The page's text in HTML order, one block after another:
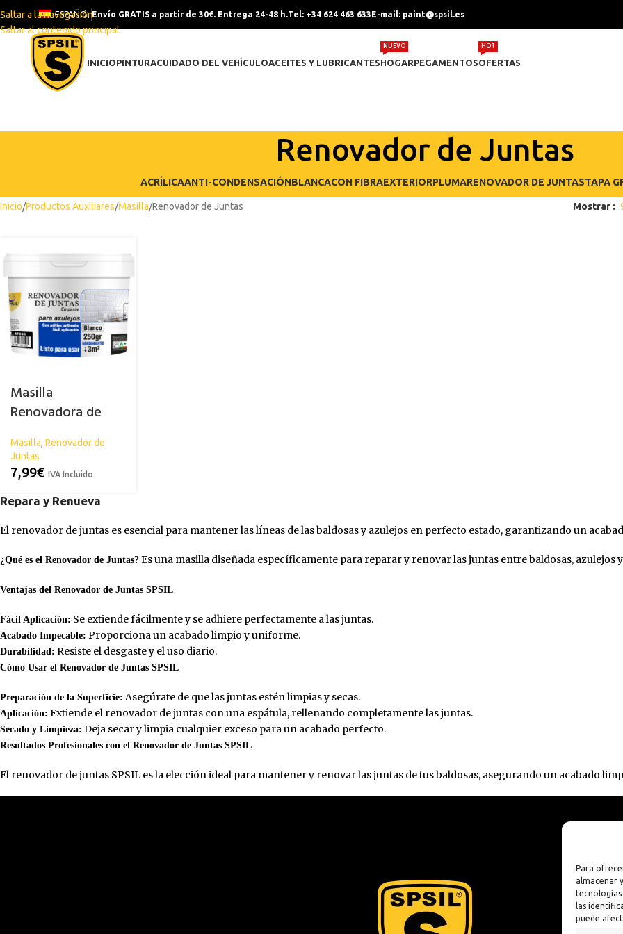
Para
almacenar
las
puede
Saltar a la navegación
Saltar al contenido principal
ESPAÑOLEnvío GRATIS a partir de 30€. Entrega 24-48 h.Tel: +34 624 463 633E-mail: paint@spsil.es
INICIOPINTURA
ACRÍLICA ESPECIALES
Impermeabilizante
Disolvente
Minio Antioxidante
ESMALTES PIZARRA
CUIDADO DEL VEHÍCULO
CARROCERÍA
Abrillantador para Plásticos
Champú Concentrado
Ceras y Reparadores
Limpiador de Insectos
Reparador de Arañazos
CRISTALES Y LUNAS CONDUCTOR FAROS
ACEITES Y LUBRICANTESHOGAR
NUEVO
PEGAMENTOSOFERTAS
HOT
Renovador de Juntas
ACRÍLICAANTI-CONDENSACIÓNBLANCACON FIBRAEXTERIORPLUMARENOVADOR DE JUNTASTAPA
Inicio Productos Auxiliares Masilla Renovador de Juntas Mostrar
Masilla
Renovadora de
Juntas SPSIL
Masilla, Renovador de
Juntas
7,99€ IVA Incluido
Repara y Renueva
El renovador de juntas es esencial para mantener las líneas de las baldosas y azulejos en perfecto estado, garantizando un
¿Qué es el Renovador de Juntas? Es una masilla diseñada específicamente para reparar y renovar las juntas entre baldosas, azulejos
Ventajas del Renovador de Juntas SPSIL
Fácil Aplicación: Se extiende fácilmente y se adhiere perfectamente a las juntas.
Acabado Impecable: Proporciona un acabado limpio y uniforme.
Durabilidad: Resiste el desgaste y el uso diario.
Cómo Usar el Renovador de Juntas SPSIL
Preparación de la Superficie: Asegúrate de que las juntas estén limpias y secas.
Aplicación: Extiende el renovador de juntas con una espátula, rellenando completamente las juntas.
Secado y Limpieza: Deja secar y limpia cualquier exceso para un acabado perfecto.
Resultados Profesionales con el Renovador de Juntas SPSIL
El renovador de juntas SPSIL es la elección ideal para mantener y renovar las juntas de tus baldosas, asegurando un acabado